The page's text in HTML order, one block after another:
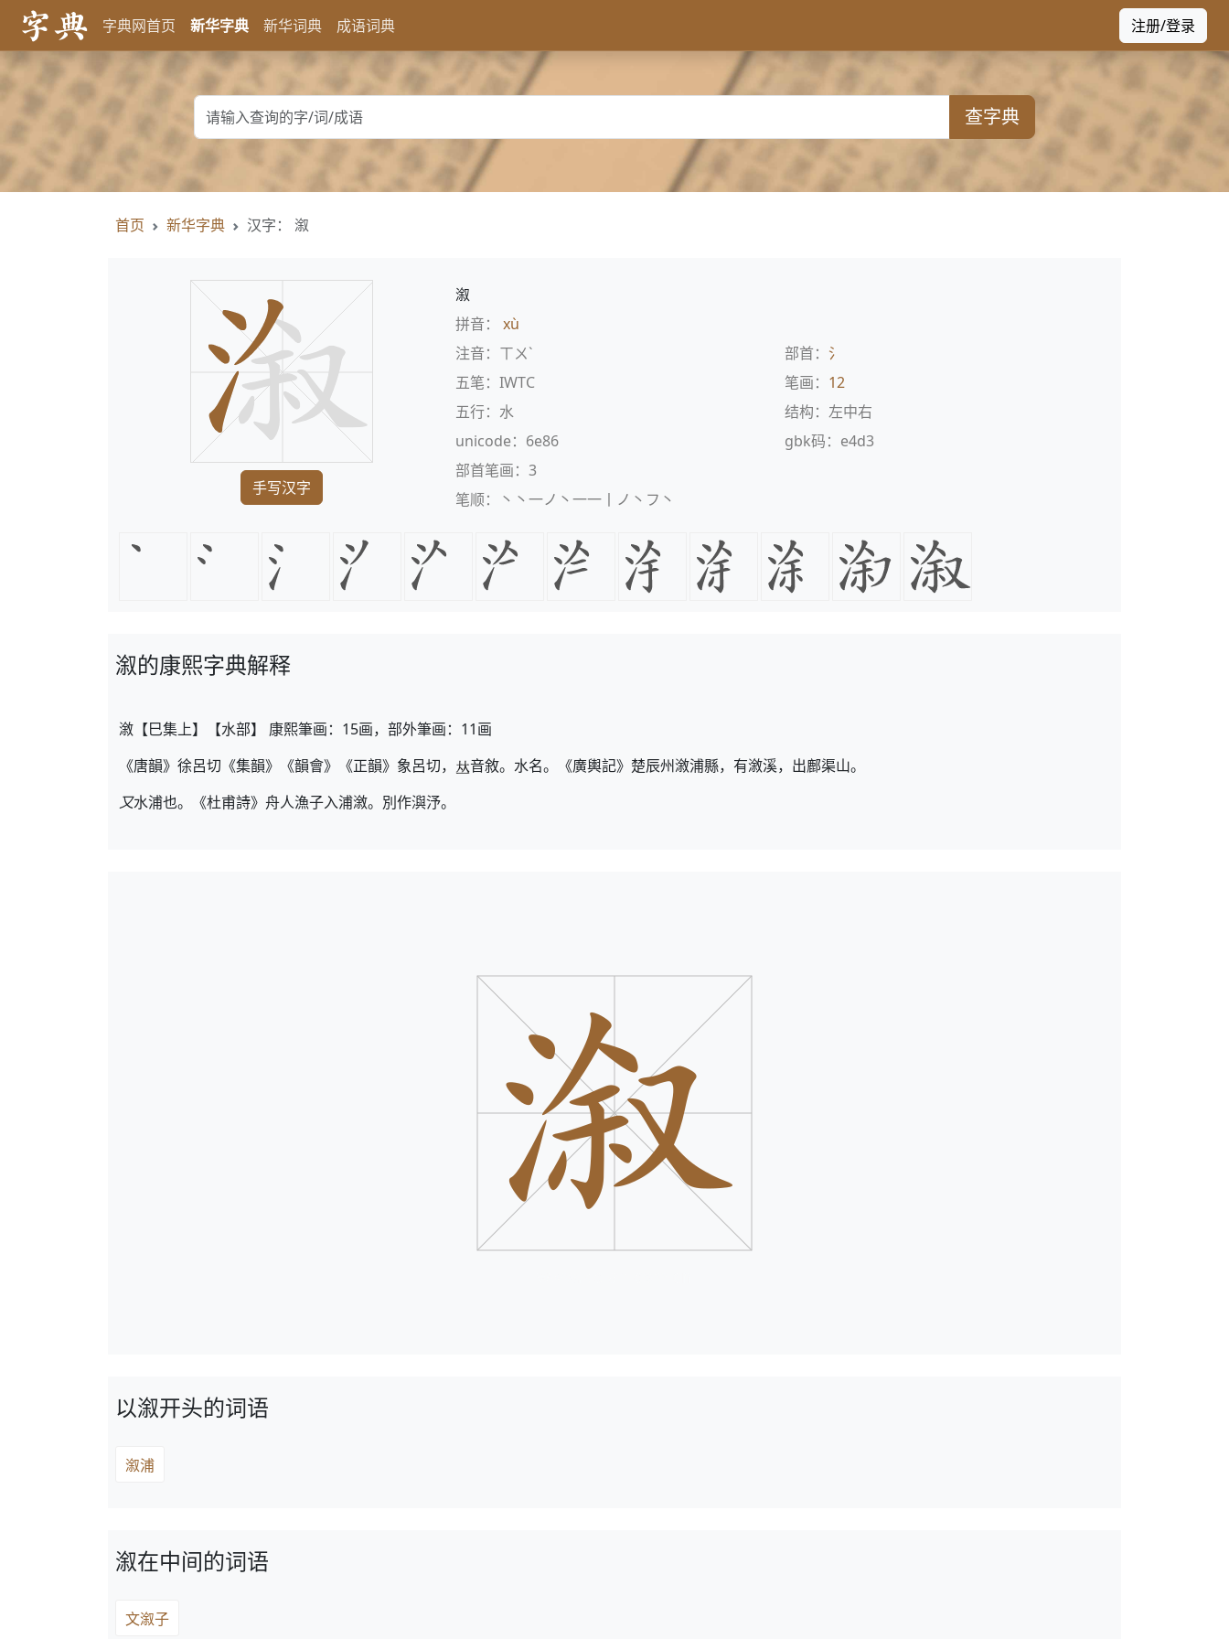
字典网首页 新华字典 新华词典 成语词典 注册/登录
查字典
首页 新华字典 汉字： 溆
手写汉字
溆
拼音： xù
注音：ㄒㄨˋ
部首： 氵
五笔：IWTC
笔画： 12
五行：水
结构：左中右
unicode：6e86
gbk码：e4d3
部首笔画：3
笔顺：丶丶一ノ丶一一丨ノ丶フ丶
溆的康熙字典解释
漵【巳集上】【水部】 康熙筆画：15画，部外筆画：11画
《唐韻》徐呂切《集韻》《韻會》《正韻》象呂切，
音敘。水名。《廣輿記》楚辰州漵浦縣，有漵溪，出鄜渠山。
又水浦也。《杜甫詩》舟人漁子入浦漵。別作㵰汿。
以溆开头的词语
溆浦
溆在中间的词语
文溆子